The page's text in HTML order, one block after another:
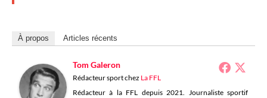
À propos Articles récents
Tom Galeron
Rédacteur sportchez La FFL
Rédacteur à la FFL depuis 2021. Journaliste sportif